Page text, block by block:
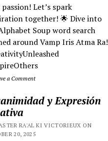
Let’s spark
together! 🌟 Dive into
Soup word search
around Vamp Iris Atma Ra!
a Comment
y Expresión
RA'AL KI VICTORIEUX ON
20, 2025